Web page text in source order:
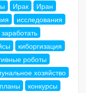
Ирак
Иран
исследования
заработать
киборгизация
роботы
хозяйство
конкурсы